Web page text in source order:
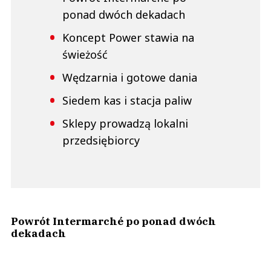
ponad dwóch dekadach
Koncept Power stawia na
świeżość
Wędzarnia i gotowe dania
Siedem kas i stacja paliw
Sklepy prowadzą lokalni
przedsiębiorcy
Powrót Intermarché po ponad dwóch
dekadach